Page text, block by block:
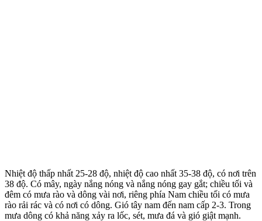
Nhiệt độ thấp nhất 25-28 độ, nhiệt độ cao nhất 35-38 độ, có nơi trên
38 độ. Có mây, ngày nắng nóng và nắng nóng gay gắt; chiều tối và
đêm có mưa rào và dông vài nơi, riêng phía Nam chiều tối có mưa
rào rải rác và có nơi có dông. Gió tây nam đến nam cấp 2-3. Trong
mưa dông có khả năng xảy ra lốc, sét, mưa đá và gió giật mạnh.